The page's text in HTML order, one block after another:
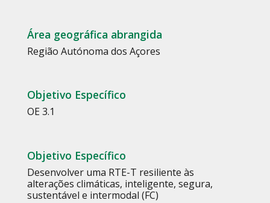
Área geográfica abrangida
Região Autónoma dos Açores
Objetivo Específico
OE 3.1
Objetivo Específico
Desenvolver uma RTE-T resiliente às
alterações climáticas, inteligente, segura,
sustentável e intermodal (FC)